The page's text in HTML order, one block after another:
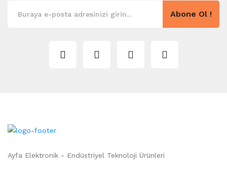
Abone Ol !
Ayfa Elektronik - Endüstriyel Teknoloji Ürünleri